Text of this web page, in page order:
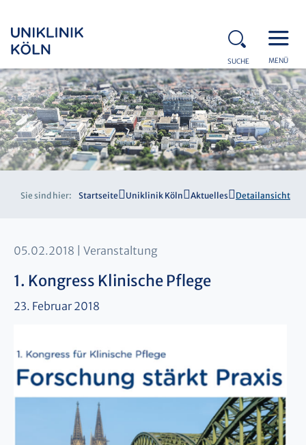
SUCHE MENÜ
Sie sind hier: Startseite Uniklinik Köln Aktuelles Detailansicht
05.02.2018 Veranstaltung
1. Kongress Klinische Pflege
23. Februar 2018